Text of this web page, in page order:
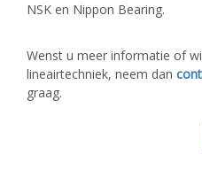
NSK en Nippon Bearing.
Wenst u meer informatie of
lineairtechniek, neem dan
graag.